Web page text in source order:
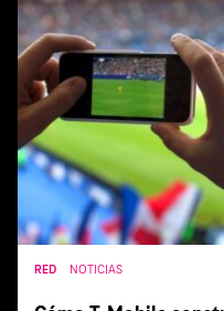
RED NOTICIAS